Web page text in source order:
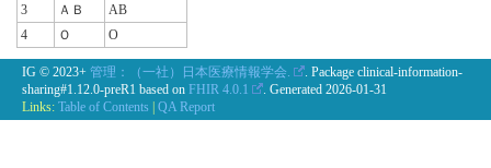
3
ＡＢ
AB
4
Ｏ O
IG © 2023+ 管理：（一社）日本医療情報学会.
. Package clinical-information-
sharing#1.12.0-preR1 based on FHIR 4.0.1 . Generated 2026-01-31
Links: Table of Contents | QA Report